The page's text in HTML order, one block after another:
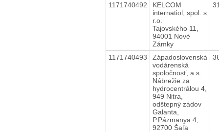
1171740492
KELCOM
internatiol, spol. s
r.o.
Tajovského 11,
94001 Nové
Zámky
1171740493
Západoslovenská
vodárenská
spoločnosť, a.s.
Nábrežie za
hydrocentrálou 4,
949 Nitra,
odštepný zádov
Galanta,
P.Pázmanya 4,
92700 Šaľa